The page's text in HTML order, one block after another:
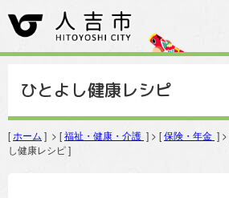
ひとよし健康レシピ
[ ホーム ] > [福祉・健康・介護 ] > [保険・年金 ]
し健康レシピ ]